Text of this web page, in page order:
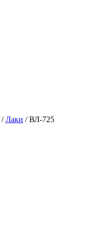
/Лаки /ВЛ-725